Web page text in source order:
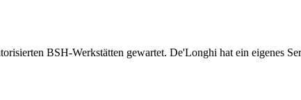
BSH-Werkstätten gewartet. De'Longhi hat ein eigenes